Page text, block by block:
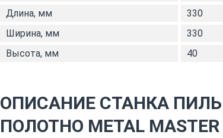
Длина, мм
330
Ширина, мм
330
Высота, мм
40
ОПИСАНИЕ СТАНКА
ПОЛОТНО METAL MASTER